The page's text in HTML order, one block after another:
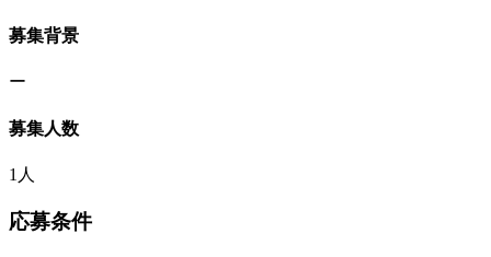
募集背景
ー
募集人数
1人
応募条件